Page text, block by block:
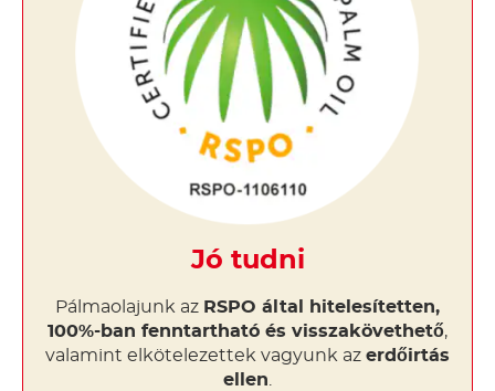
Jó tudni
Pálmaolajunk az RSPO által hitelesítetten,
100%-ban fenntartható és visszakövethető,
valamint elkötelezettek vagyunk az erdőirtás
ellen.